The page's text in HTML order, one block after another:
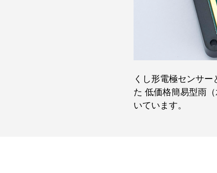
くし形電極センサ
た 低価格簡易型雨
いています。